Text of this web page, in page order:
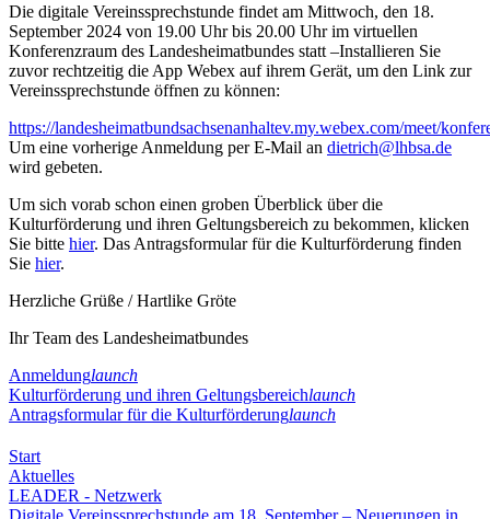
Die digitale Vereinssprechstunde findet am Mittwoch, den 18.
September 2024 von 19.00 Uhr bis 20.00 Uhr im virtuellen
Konferenzraum des Landesheimatbundes statt –Installieren Sie
zuvor rechtzeitig die App Webex auf ihrem Gerät, um den Link zur
Vereinssprechstunde öffnen zu können:
https://landesheimatbundsachsenanhaltev.my.webex.com/meet/
Um eine vorherige Anmeldung per E-Mail an dietrich@lhbsa.de
wird gebeten.
Um sich vorab schon einen groben Überblick über die
Kulturförderung und ihren Geltungsbereich zu bekommen, klicken
Sie bitte hier. Das Antragsformular für die Kulturförderung finden
Sie hier.
Herzliche Grüße / Hartlike Gröte
Ihr Team des Landesheimatbundes
Anmeldunglaunch
Kulturförderung und ihren Geltungsbereichlaunch
Antragsformular für die Kulturförderunglaunch
Start
Aktuelles
LEADER - Netzwerk
Digitale Vereinssprechstunde am 18. September – Neuerungen in